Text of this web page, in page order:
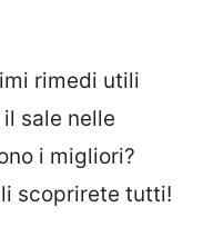
rimedi utili
sale nelle
i migliori?
scoprirete tutti!